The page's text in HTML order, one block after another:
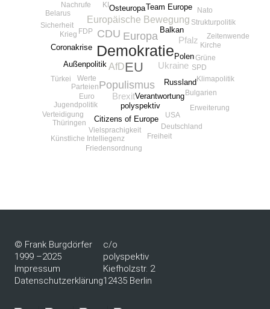
Demokratie
EU
Europa
CDU
Populismus
AfD
Europäische Bewegung
Ukraine
Brexit
Pfalz
Osteuropa
polyspektiv
Team Europe
Russland
Balkan
Coronakrise
Außenpolitik
Citizens of Europe
Polen
Verantwortung
FDP
Werte
Euro
Krieg
Parteien
USA
Klimapolitik
Nachrufe
SPD
Deutschland
Grüne
Jugendpolitik
Kirche
Sicherheit Strukturpolitik
Türkei
Vielsprachigkeit
Belarus
Bulgarien
Erweiterung
Freiheit
Friedensordnung
KI
Künstliche Intelliegenz
Nato
Thüringen
Verteidigung
Zeitenwende
© Frank Burgdörfer
1999 –2025
Impressum
Datenschutzerklärung
c/o
polyspektiv
Kiefholzstr. 2
12435 Berlin